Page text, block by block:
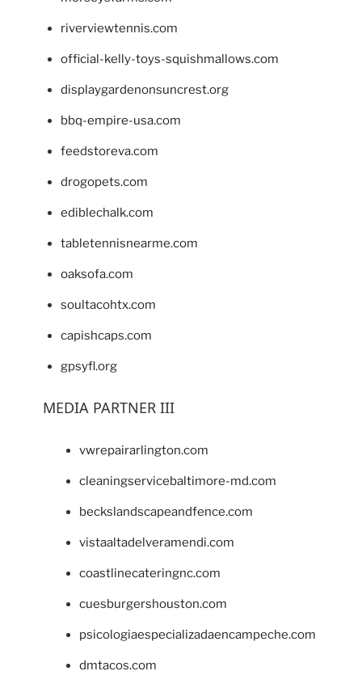
riverviewtennis.com
official-kelly-toys-squishmallows.com
displaygardenonsuncrest.org
bbq-empire-usa.com
feedstoreva.com
drogopets.com
ediblechalk.com
tabletennisnearme.com
oaksofa.com
soultacohtx.com
capishcaps.com
gpsyfl.org
MEDIA PARTNER III
vwrepairarlington.com
cleaningservicebaltimore-md.com
beckslandscapeandfence.com
vistaaltadelveramendi.com
coastlinecateringnc.com
cuesburgershouston.com
psicologiaespecializadaencampeche.com
dmtacos.com